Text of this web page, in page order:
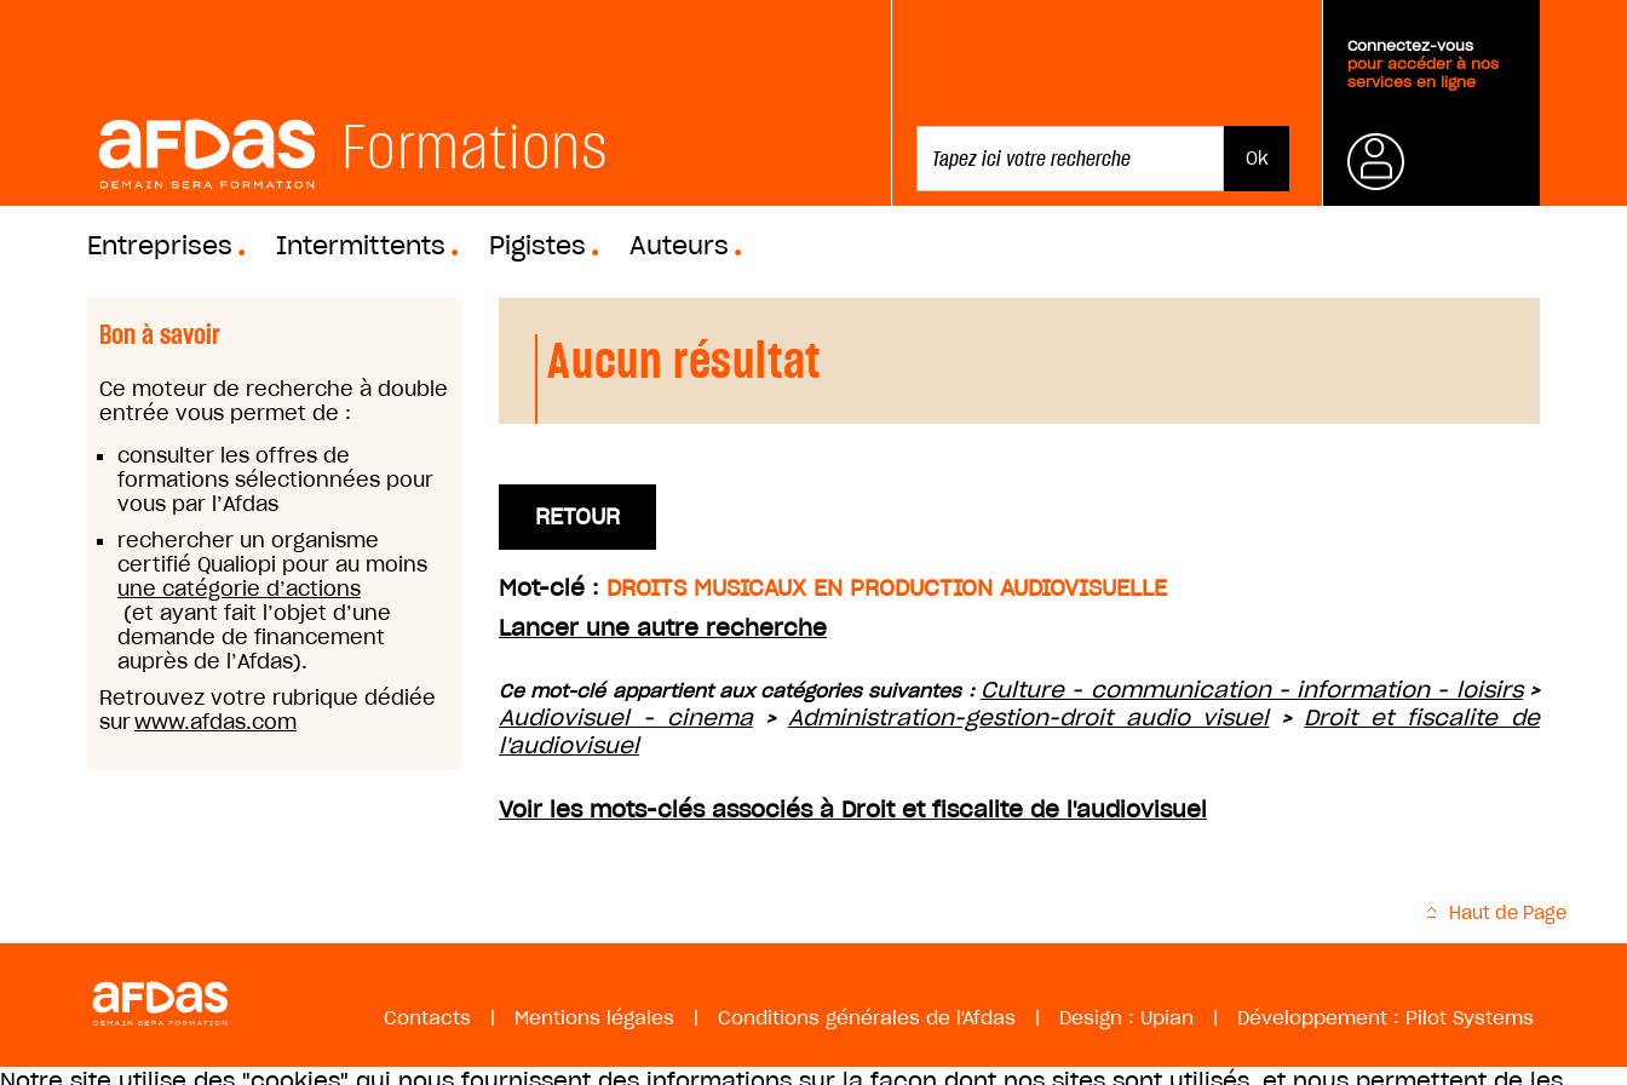
Formations
Connectez-vous
pour accéder à nos
services en ligne
Entreprises Intermittents Pigistes Auteurs
Bon à savoir
Ce moteur de recherche à double
entrée vous permet de :
consulter les offres de
formations sélectionnées pour
vous par l’Afdas
rechercher un organisme
certifié Qualiopi pour au moins
une catégorie d’actions
(et ayant fait l’objet d’une
demande de financement
auprès de l’Afdas).
Retrouvez votre rubrique dédiée
surwww.afdas.com
Aucun résultat
RETOUR
Mot-clé : DROITS MUSICAUX EN PRODUCTION AUDIOVISUELLE
Lancer une autre recherche
Ce mot-clé appartient aux catégories suivantes : Culture - communication - information - loisirs>
Audiovisuel - cinema> Administration-gestion-droit audio visuel> Droit et fiscalite de
l'audiovisuel
Voir les mots-clés associés à Droit et fiscalite de l'audiovisuel
Haut de Page
Contacts | Mentions légales | Conditions générales de l'Afdas | Design : Upian | Développement : Pilot Systems